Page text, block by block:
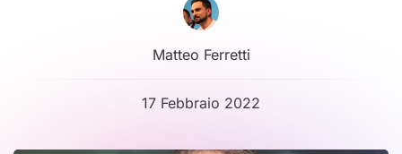
Matteo Ferretti
17 Febbraio 2022